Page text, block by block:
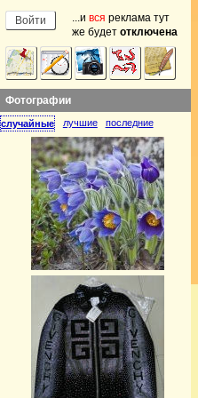
...и вся реклама тут
же будет отключена
Фотографии
случайные лучшие последние